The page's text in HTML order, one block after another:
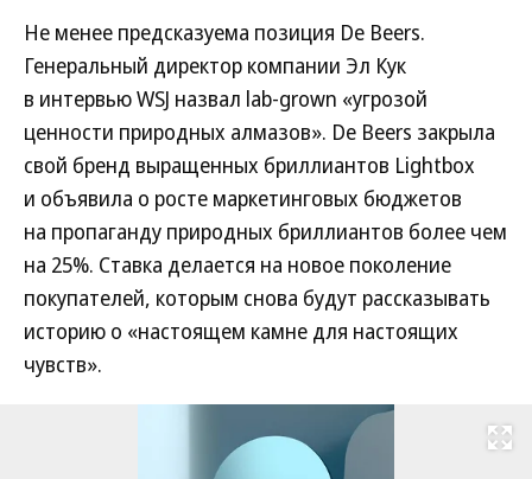
Не менее предсказуема позиция De Beers.
Генеральный директор компании Эл Кук
в интервью WSJ назвал lab-grown «угрозой
ценности природных алмазов». De Beers закрыла
свой бренд выращенных бриллиантов Lightbox
и объявила о росте маркетинговых бюджетов
на пропаганду природных бриллиантов более чем
на 25%. Ставка делается на новое поколение
покупателей, которым снова будут рассказывать
историю о «настоящем камне для настоящих
чувств».
Развернуть